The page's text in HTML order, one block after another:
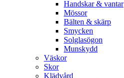
Handskar & vantar
Mössor
Bälten & skärp
Smycken
Solglasögon
Munskydd
Väskor
Skor
Klädvård